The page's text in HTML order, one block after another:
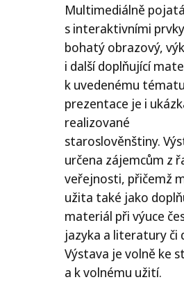
Multimediálně
s interaktivními
bohatý obrazový,
i další doplňující
k uvedenému
prezentace je i
realizované
staroslověnštiny.
určena zájemcům z
veřejnosti, přičemž
užita také jako
materiál při výuce
jazyka a literatury či
Výstava je volně ke
a k volnému užití.